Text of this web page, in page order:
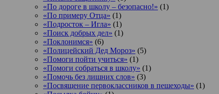
«По дороге в школу – безопасно!» (1)
«По примеру Отца» (1)
«Подросток ‒ Игла» (1)
«Поиск добрых дел» (1)
«Поклонимся» (6)
«Полицейский Дед Мороз» (5)
«Помоги пойти учиться» (1)
«Помоги собраться в школу» (1)
«Помочь без лишних слов» (3)
«Посвящение первоклассников в пешеходы» (1)